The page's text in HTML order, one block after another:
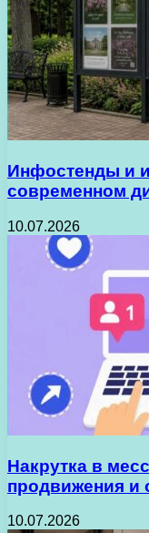
Инфостенды и
современном
10.07.2026
Накрутка в
продвижения и
10.07.2026